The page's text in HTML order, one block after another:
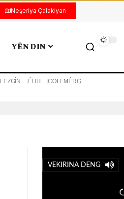
Neşeriya Çalakiyan
YÊN DIN
LEZGÎN ÊLIH COLEMÊRG
VEKIRINA DENG